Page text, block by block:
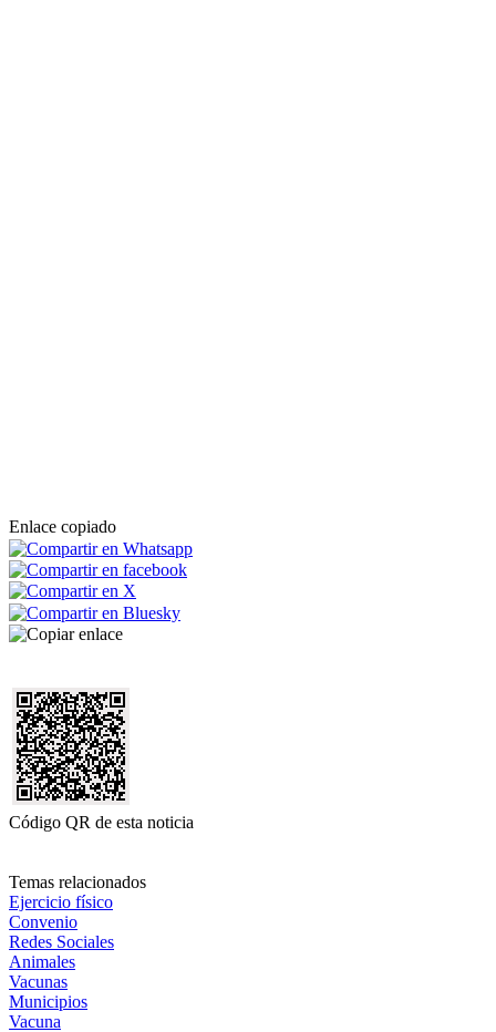
Enlace copiado
Código QR de esta noticia
Temas relacionados
Ejercicio físico
Convenio
Redes Sociales
Animales
Vacunas
Municipios
Vacuna